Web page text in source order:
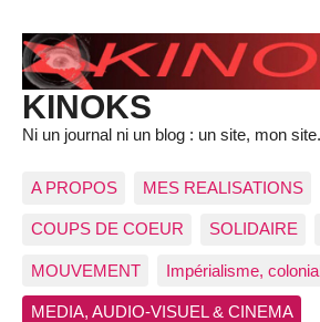
KINOKS
Ni un journal ni un blog : un site, mon
A PROPOS MES REALISATIONS
COUPS DE COEUR SOLIDAIRE
MOUVEMENT Impérialisme,
MEDIA, AUDIO-VISUEL & CINEMA